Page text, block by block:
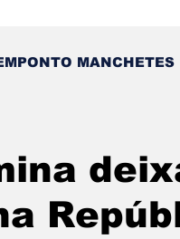
MANCHETES